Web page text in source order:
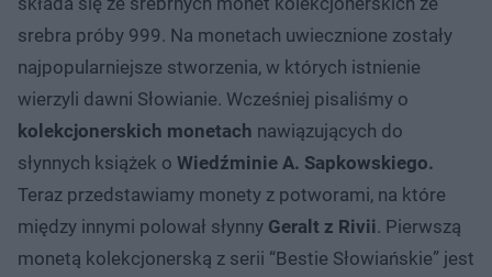
srebra próby 999. Na monetach uwiecznione zostały
najpopularniejsze stworzenia, w których istnienie
wierzyli dawni Słowianie. Wcześniej pisaliśmy o
kolekcjonerskich monetach nawiązujących do
słynnych książek o Wiedźminie A. Sapkowskiego.
Teraz przedstawiamy monety z potworami, na które
między innymi polował słynny Geralt z Rivii. Pierwszą
monetą kolekcjonerską z serii “Bestie Słowiańskie” jest